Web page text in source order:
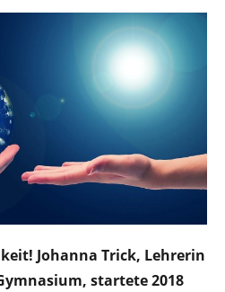
Johanna Trick, Lehrerin
startete 2018